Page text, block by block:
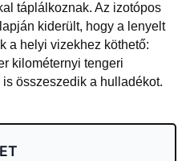
táplálkoznak. Az izotópos
kiderült, hogy a lenyelt
a helyi vizekhez köthető:
kilométernyi tengeri
összeszedik a hulladékot.